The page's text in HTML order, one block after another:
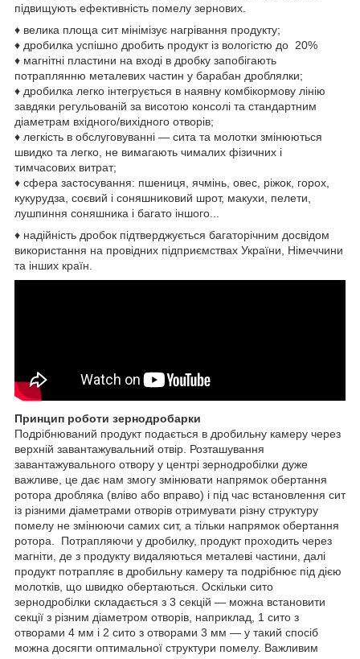
підвищують ефективність помелу зернових.
♦ велика площа сит мінімізує нагрівання продукту;
♦ дробилка успішно дробить продукт із вологістю до 20%
♦ магнітні пластини на вході в дробку запобігають
потраплянню металевих частин у барабан дроблялки;
♦ дробилка легко інтегрується в наявну комбікормову лінію
завдяки регульованій за висотою консолі та стандартним
діаметрам вхідного/вихідного отворів;
♦ легкість в обслуговуванні — сита та молотки змінюються
швидко та легко, не вимагають чималих фізичних і
тимчасових витрат;
♦ сфера застосування: пшениця, ячмінь, овес, ріжок, горох,
кукурудза, соєвий і соняшниковий шрот, макухи, пелети,
лушпиння соняшника і багато іншого...
♦ надійність дробок підтверджується багаторічним досвідом
використання на провідних підприємствах України, Німеччини
та інших країн.
Принцип роботи зернодробарки
Подрібнюваний продукт подається в дробильну камеру через
верхній завантажувальний отвір. Розташування
завантажувального отвору у центрі зернодробілки дуже
важливе, це дає нам змогу змінювати напрямок обертання
ротора дробляка (вліво або вправо) і під час встановлення сит
із різними діаметрами отворів отримувати різну структуру
помелу не змінюючи самих сит, а тільки напрямок обертання
ротора. Потрапляючи у дробилку, продукт проходить через
магніти, де з продукту видаляються металеві частини, далі
продукт потрапляє в дробильну камеру та подрібнює під дією
молотків, що швидко обертаються. Оскільки сито
зернодробілки складається з 3 секцій — можна встановити
секції з різним діаметром отворів, наприклад, 1 сито з
отворами 4 мм і 2 сито з отворами 3 мм — у такий спосіб
можна досягти оптимальної структури помелу. Важливим